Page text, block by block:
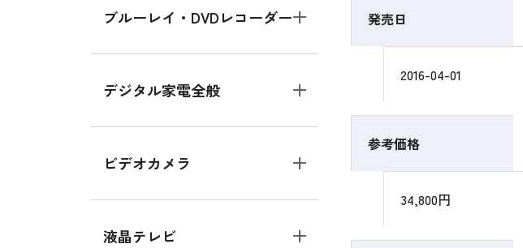
ブルーレイ・DVDレコーダー
デジタル家電全般
ビデオカメラ
液晶テレビ
発売日
2016-04-01
参考価格
34,800円